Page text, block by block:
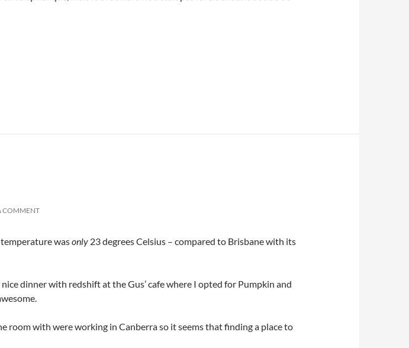
COMMENT
wasonly23 degrees Celsius – compared to Brisbane with its
dinner with redshift at the Gus’ cafe where I opted for Pumpkin and
room with were working in Canberra so it seems that finding a place to